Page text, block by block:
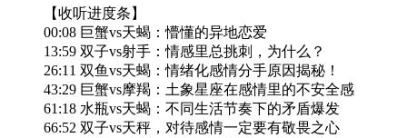
【收听进度条】
00:08 巨蟹vs天蝎：懵懂的异地恋爱
13:59 双子vs射手：情感里总挑刺，为什么？
26:11 双鱼vs天蝎：情绪化感情分手原因揭秘！
43:29 巨蟹vs摩羯：土象星座在感情里的不安全感
61:18 水瓶vs天蝎：不同生活节奏下的矛盾爆发
66:52 双子vs天秤，对待感情一定要有敬畏之心